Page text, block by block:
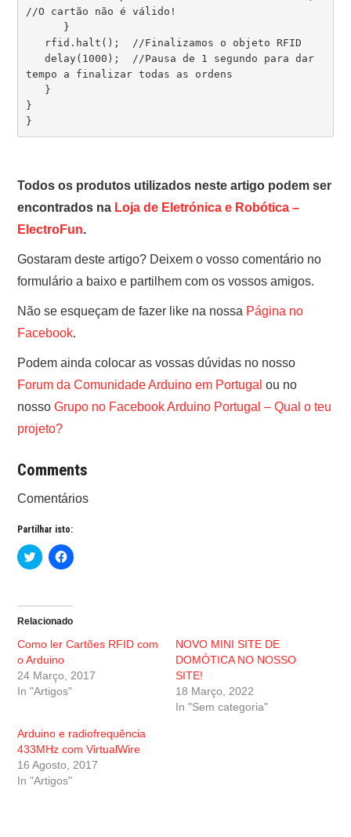
//O cartão não é válido!
tempo a finalizar todas as ordens
}
Todos os produtos utilizados neste artigo podem ser
encontrados na Loja de Eletrónica e Robótica –
ElectroFun.
Gostaram deste artigo? Deixem o vosso comentário no
formulário a baixo e partilhem com os vossos amigos.
Não se esqueçam de fazer like na nossa Página no
Facebook.
Podem ainda colocar as vossas dúvidas no nosso
Forum da Comunidade Arduino em Portugal ou no
nosso Grupo no Facebook Arduino Portugal – Qual o teu
projeto?
Comments
Comentários
Partilhar isto:
C
l
t
o
s
a
r
e
o
n
T
t
e
(
O
p
C
l
t
o
s
a
o
n
b
o
o
k
(
Relacionado
Como ler Cartões RFID com
o Arduino
24 Março, 2017
In "Artigos"
NOVO MINI SITE DE
DOMÓTICA NO NOSSO
SITE!
18 Março, 2022
In "Sem categoria"
Arduino e radiofrequência
433MHz com VirtualWire
16 Agosto, 2017
In "Artigos"